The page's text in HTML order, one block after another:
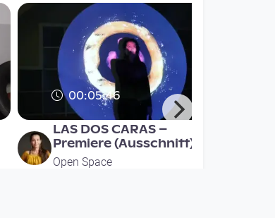
00:05:46
LAS DOS CARAS –
Premiere (Ausschnitt)
Open Space